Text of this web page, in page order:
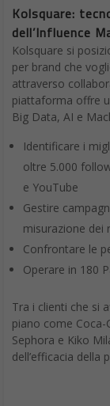
Kolsquare:
dell’Influence
Kolsquare si
per brand che
attraverso
piattaforma offre
Big Data, AI e
Identificare i
oltre 5.000
e YouTube
Gestire
misurazione dei
Confrontare le
Operare in 180
Tra i clienti che si
piano come Coca-
Sephora e Kiko
dell’efficacia della